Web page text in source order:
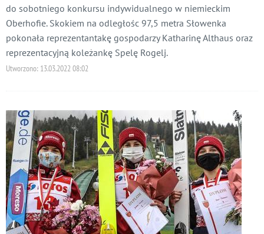
do sobotniego konkursu indywidualnego w niemieckim
Oberhofie. Skokiem na odległośc 97,5 metra Słowenka
pokonała reprezentantakę gospodarzy Katharinę Althaus oraz
reprezentacyjną koleżankę Spelę Rogelj.
Utworzono: 13.03.2022 08:02